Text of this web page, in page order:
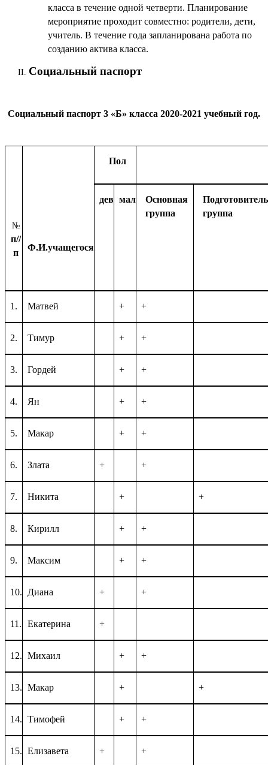
класса в течение одной четверти. Планирование
мероприятие проходит совместно: родители, дети,
учитель. В течение года запланирована работа по
созданию актива класса.
Социальный паспорт
Социальный паспорт 3 «Б» класса 2020-2021 учебный год.
№
п//
п
Ф.И.учащегося
Пол
дев мал
Основная
группа
группа
1. Матвей + +
2. Тимур + +
3. Гордей + +
4. Ян + +
5. Макар + +
6. Злата + +
7. Никита + +
8. Кирилл + +
9. Максим + +
10. Диана + +
11. Екатерина +
12. Михаил + +
13. Макар + +
14. Тимофей + +
15. Елизавета + +